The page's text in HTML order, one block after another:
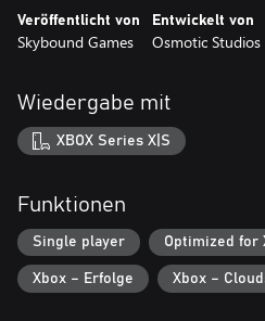
Veröffentlicht von
Skybound Games
Entwickelt von
Osmotic Studios
Wiedergabe mit
XBOX Series X|S
Funktionen
Single player Optimized for
Xbox – Erfolge Xbox –